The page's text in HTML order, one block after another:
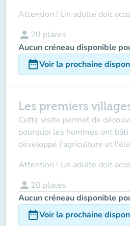
Attention ! Un adulte doit
person 20 places
Aucun créneau disponible
date_rangeVoir la prochaine
Les premiers
Cette visite permet de
pourquoi les hommes ont
développé l'agriculture et
Attention ! Un adulte doit
person 20 places
Aucun créneau disponible
date_rangeVoir la prochaine